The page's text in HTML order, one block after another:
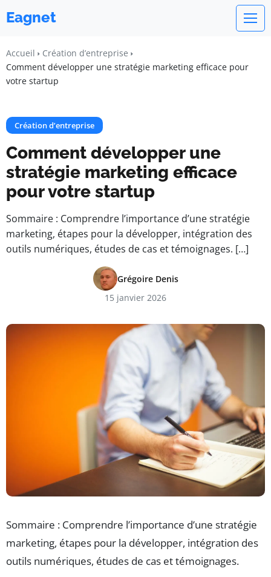
Eagnet
Accueil
Création d’entreprise
Comment développer une stratégie marketing efficace pour
votre startup
Création d’entreprise
Comment développer une
stratégie marketing efficace
pour votre startup
Sommaire : Comprendre l’importance d’une stratégie
marketing, étapes pour la développer, intégration des
outils numériques, études de cas et témoignages. […]
Grégoire Denis
15 janvier 2026
Sommaire : Comprendre l’importance d’une stratégie
marketing, étapes pour la développer, intégration des
outils numériques, études de cas et témoignages.